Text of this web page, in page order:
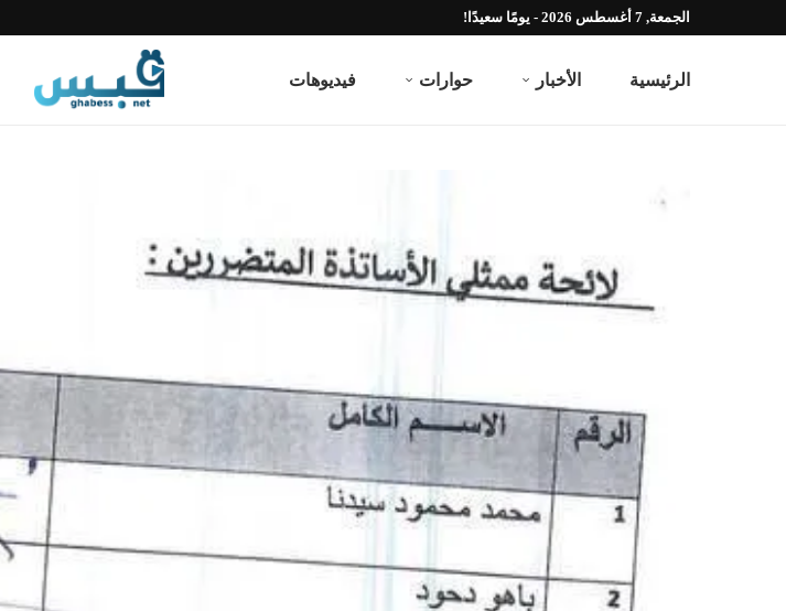
الجمعة, 7 أغسطس 2026 - يومًا سعيدًا!
الرئيسية الأخبار حوارات فيديوهات